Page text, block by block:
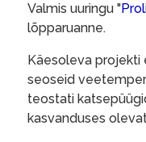
Valmis uuringu "
lõpparuanne.
Käesoleva projekti
seoseid
teostati
kasvanduses